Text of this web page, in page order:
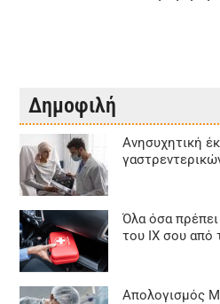
Δημοφιλή
Aνησυχητική
Όλα όσα
του ΙΧ σου από
Απολογισμός